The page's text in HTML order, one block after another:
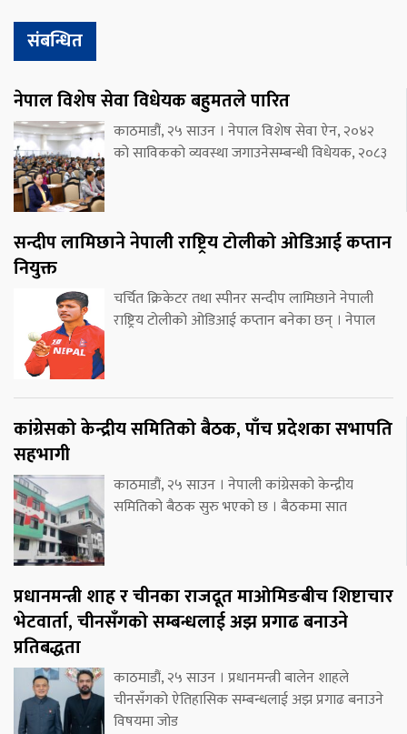
संबन्धित
नेपाल विशेष सेवा विधेयक बहुमतले पारित
काठमाडौं, २५ साउन । नेपाल विशेष सेवा ऐन, २०४२
को साविकको व्यवस्था जगाउनेसम्बन्धी विधेयक, २०८३
सन्दीप लामिछाने नेपाली राष्ट्रिय टोलीको ओडिआई कप्तान
नियुक्त
चर्चित क्रिकेटर तथा स्पीनर सन्दीप लामिछाने नेपाली
राष्ट्रिय टोलीको ओडिआई कप्तान बनेका छन् । नेपाल
कांग्रेसको केन्द्रीय समितिको बैठक, पाँच प्रदेशका सभापति
सहभागी
काठमाडौं, २५ साउन । नेपाली कांग्रेसको केन्द्रीय
समितिको बैठक सुरु भएको छ । बैठकमा सात
प्रधानमन्त्री शाह र चीनका राजदूत माओमिङबीच शिष्टाचार
भेटवार्ता, चीनसँगको सम्बन्धलाई अझ प्रगाढ बनाउने
प्रतिबद्धता
काठमाडौं, २५ साउन । प्रधानमन्त्री बालेन शाहले
चीनसँगको ऐतिहासिक सम्बन्धलाई अझ प्रगाढ बनाउने
विषयमा जोड